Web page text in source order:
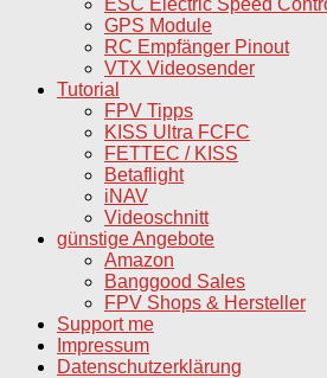
ESC Electric Speed
GPS Module
RC Empfänger Pinout
VTX Videosender
Tutorial
FPV Tipps
KISS Ultra FCFC
FETTEC / KISS
Betaflight
iNAV
Videoschnitt
günstige Angebote
Amazon
Banggood Sales
FPV Shops & Hersteller
Support me
Impressum
Datenschutzerklärung